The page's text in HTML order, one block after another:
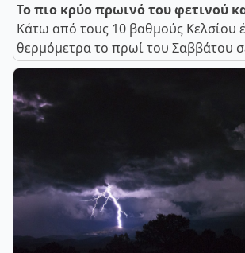
Το πιο κρύο πρωινό του φετινού
Κάτω από τους 10 βαθμούς Κελσίου
θερμόμετρα το πρωί του Σαββάτου